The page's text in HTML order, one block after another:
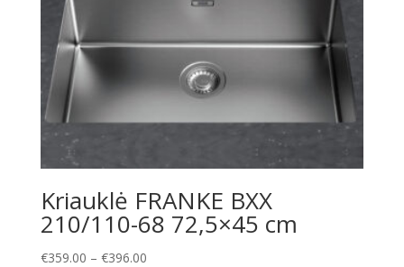
Kriauklė FRANKE BXX
210/110-68 72,5×45 cm
€359.00 – €396.00Price